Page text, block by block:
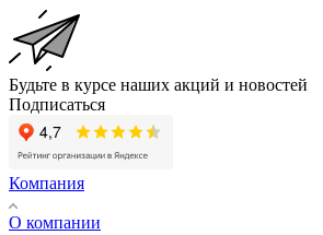
Будьте в курсе наших акций и новостей
Подписаться
Компания
О компании